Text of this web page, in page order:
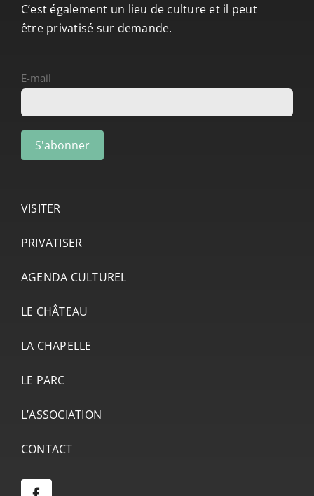
C’est également un lieu de culture et il peut
être privatisé sur demande.
E-mail
VISITER
PRIVATISER
AGENDA CULTUREL
LE CHÂTEAU
LA CHAPELLE
LE PARC
L’ASSOCIATION
CONTACT